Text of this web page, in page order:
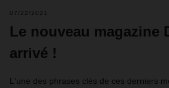
07/22/2021
Le nouveau magazine
arrivé !
L'une des phrases clés de ces derniers